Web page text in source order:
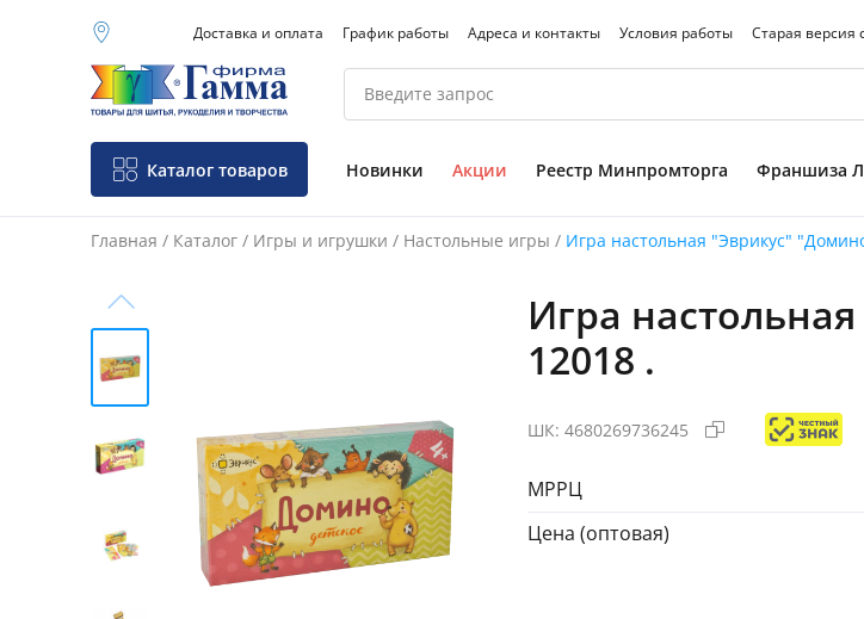
Москва (основной
склад)
Санкт-Петербург
Нижний Новгород
Доставка и оплата График работы Адреса и контакты Условия работы Старая версия
Каталог товаров Новинки Акции Реестр Минпромторга Франшиза
Главная / Каталог / Игры и игрушки / Настольные игры / Игра настольная "Эврикус"
Фото товара
Игра
12018 .
ШК: 4680269736245
МРРЦ
Цена (оптовая)